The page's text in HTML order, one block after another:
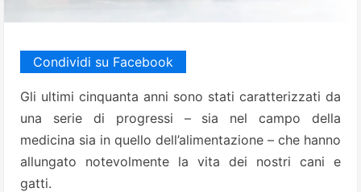
Condividi su Facebook
Gli ultimi cinquanta anni sono stati caratterizzati da
una serie di progressi – sia nel campo della
medicina sia in quello dell’alimentazione – che hanno
allungato notevolmente la vita dei nostri cani e
gatti.